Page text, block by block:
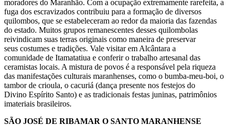
moradores do Maranhão. Com a ocupação extremamente rarefeita, a
fuga dos escravizados contribuiu para a formação de diversos
quilombos, que se estabeleceram ao redor da maioria das fazendas
do estado. Muitos grupos remanescentes desses quilombolas
reivindicam suas terras originais como maneira de preservar
seus costumes e tradições. Vale visitar em Alcântara a
comunidade de Itamatatiua e conferir o trabalho artesanal das
ceramistas locais. A mistura de povos é a responsável pela riqueza
das manifestações culturais maranhenses, como o bumba-meu-boi, o
tambor de crioula, o cacuriá (dança presente nos festejos do
Divino Espírito Santo) e as tradicionais festas juninas, patrimônios
imateriais brasileiros.
SÃO JOSÉ DE RIBAMAR O SANTO MARANHENSE